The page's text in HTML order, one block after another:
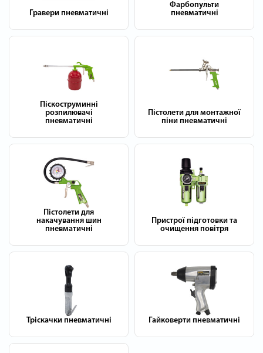
Гравери пневматичні
Фарбопульти
пневматичні
Піскоструминні
розпилювачі
пневматичні
Пістолети для монтажної
піни пневматичні
Пістолети для
накачування шин
пневматичні
Пристрої підготовки та
очищення повітря
Тріскачки пневматичні Гайковерти пневматичні